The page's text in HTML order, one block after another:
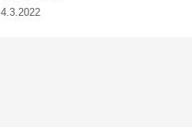
4.3.2022